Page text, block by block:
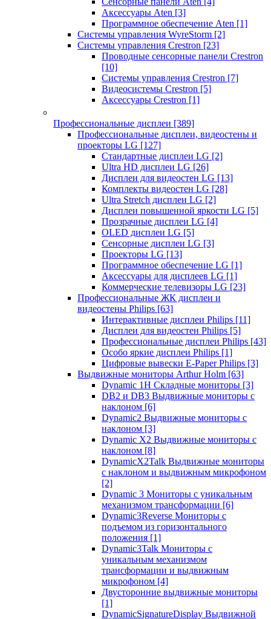
Аксессуары Aten [3]
Программное обеспечение Aten [1]
Системы управления WyreStorm [2]
Системы управления Crestron [23]
Проводные сенсорные панели Crestron
[10]
Системы управления Crestron [7]
Видеосистемы Crestron [5]
Аксессуары Crestron [1]
Профессиональные дисплеи [389]
Профессиональные дисплеи, видеостены и
проекторы LG [127]
Стандартные дисплеи LG [2]
Ultra HD дисплеи LG [26]
Дисплеи для видеостен LG [13]
Комплекты видеостен LG [28]
Ultra Stretch дисплеи LG [2]
Дисплеи повышенной яркости LG [5]
Прозрачные дисплеи LG [4]
OLED дисплеи LG [5]
Сенсорные дисплеи LG [3]
Проекторы LG [13]
Программное обеспечение LG [1]
Аксессуары для дисплеев LG [1]
Коммерческие телевизоры LG [23]
Профессиональные ЖК дисплеи и
видеостены Philips [63]
Интерактивные дисплеи Philips [11]
Дисплеи для видеостен Philips [5]
Профессиональные дисплеи Philips [43]
Особо яркие дисплеи Philips [1]
Цифровые вывески E-Paper Philips [3]
Выдвижные мониторы Arthur Holm [63]
Dynamic 1Н Складные мониторы [3]
DB2 и DB3 Выдвижные мониторы с
наклоном [6]
Dynamic2 Выдвижные мониторы с
наклоном [3]
Dynamic X2 Выдвижные мониторы с
наклоном [8]
DynamicX2Talk Выдвижные мониторы
с наклоном и выдвижным микрофоном
[2]
Dynamic 3 Мониторы с уникальным
механизмом трансформации [6]
Dynamic3Reverse Мониторы с
подъемом из горизонтального
положения [1]
Dynamic3Talk Мониторы с
уникальным механизмом
трансформации и выдвижным
микрофоном [4]
Двусторонние выдвижные мониторы
[1]
DynamicSignatureDisplay Выдвижной